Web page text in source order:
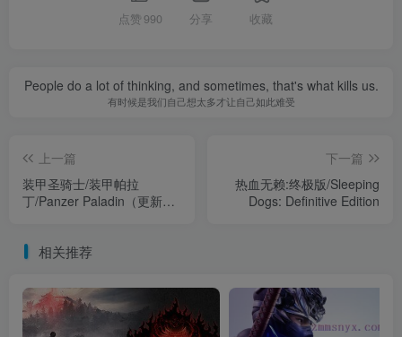
点赞 990 分享 收藏
People do a lot of thinking, and sometimes, that's what kills us.
有时候是我们自己想太多才让自己如此难受
上一篇
装甲圣骑士/装甲帕拉
丁/Panzer Paladin（更新新
下一篇
热血无赖:终极版/Sleeping
Dogs: Definitive Edition
相关推荐